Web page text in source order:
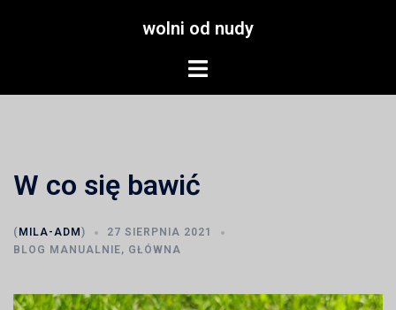
wolni od nudy
Menu
W co się bawić
( MILA-ADM )
27 SIERPNIA 2021
BLOG MANUALNIE, GŁÓWNA